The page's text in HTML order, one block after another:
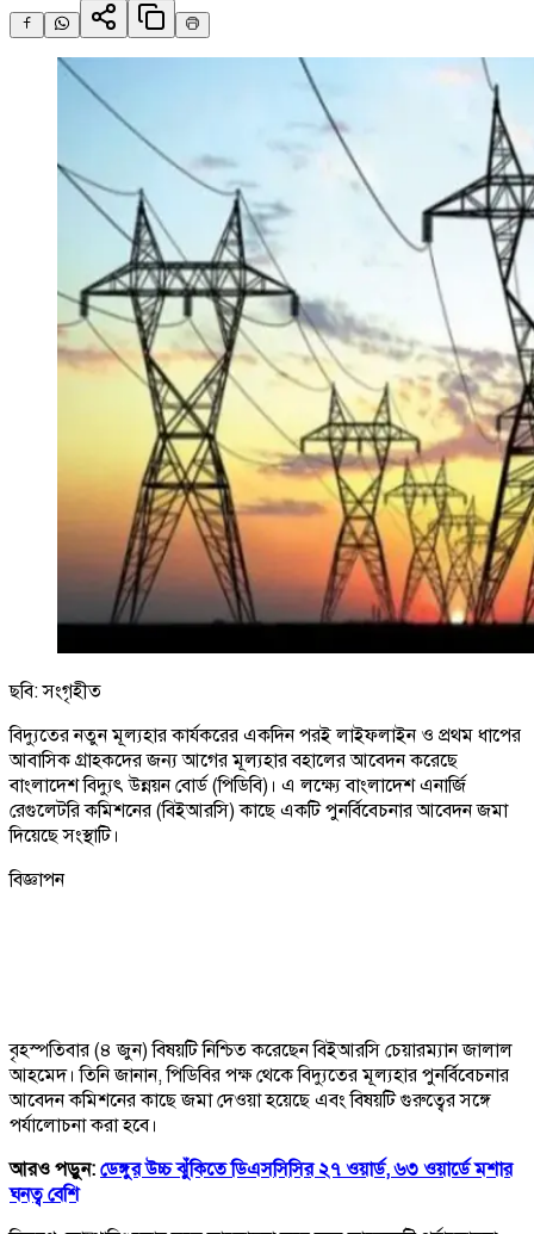
ছবি: সংগৃহীত
বিদ্যুতের নতুন মূল্যহার কার্যকরের একদিন পরই লাইফলাইন ও প্রথম ধাপের
আবাসিক গ্রাহকদের জন্য আগের মূল্যহার বহালের আবেদন করেছে
বাংলাদেশ বিদ্যুৎ উন্নয়ন বোর্ড (পিডিবি)। এ লক্ষ্যে বাংলাদেশ এনার্জি
রেগুলেটরি কমিশনের (বিইআরসি) কাছে একটি পুনর্বিবেচনার আবেদন জমা
দিয়েছে সংস্থাটি।
বিজ্ঞাপন
বৃহস্পতিবার (৪ জুন) বিষয়টি নিশ্চিত করেছেন বিইআরসি চেয়ারম্যান জালাল
আহমেদ। তিনি জানান, পিডিবির পক্ষ থেকে বিদ্যুতের মূল্যহার পুনর্বিবেচনার
আবেদন কমিশনের কাছে জমা দেওয়া হয়েছে এবং বিষয়টি গুরুত্বের সঙ্গে
পর্যালোচনা করা হবে।
আরও পড়ুন: ডেঙ্গুর উচ্চ ঝুঁকিতে ডিএসসিসির ২৭ ওয়ার্ড, ৬৩ ওয়ার্ডে মশার
ঘনত্ব বেশি